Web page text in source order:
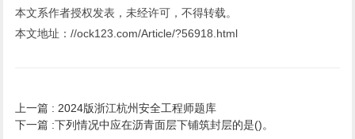
本文系作者授权发表，未经许可，不得转载。
本文地址：//ock123.com/Article/?56918.html
上一篇 : 2024版浙江杭州安全工程师题库
下一篇 :下列情况中应在沥青面层下铺筑封层的是()。